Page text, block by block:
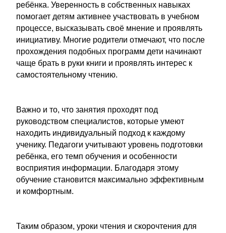
ребёнка. Уверенность в собственных навыках
помогает детям активнее участвовать в учебном
процессе, высказывать своё мнение и проявлять
инициативу. Многие родители отмечают, что после
прохождения подобных программ дети начинают
чаще брать в руки книги и проявлять интерес к
самостоятельному чтению.
Важно и то, что занятия проходят под
руководством специалистов, которые умеют
находить индивидуальный подход к каждому
ученику. Педагоги учитывают уровень подготовки
ребёнка, его темп обучения и особенности
восприятия информации. Благодаря этому
обучение становится максимально эффективным
и комфортным.
Таким образом, уроки чтения и скорочтения для